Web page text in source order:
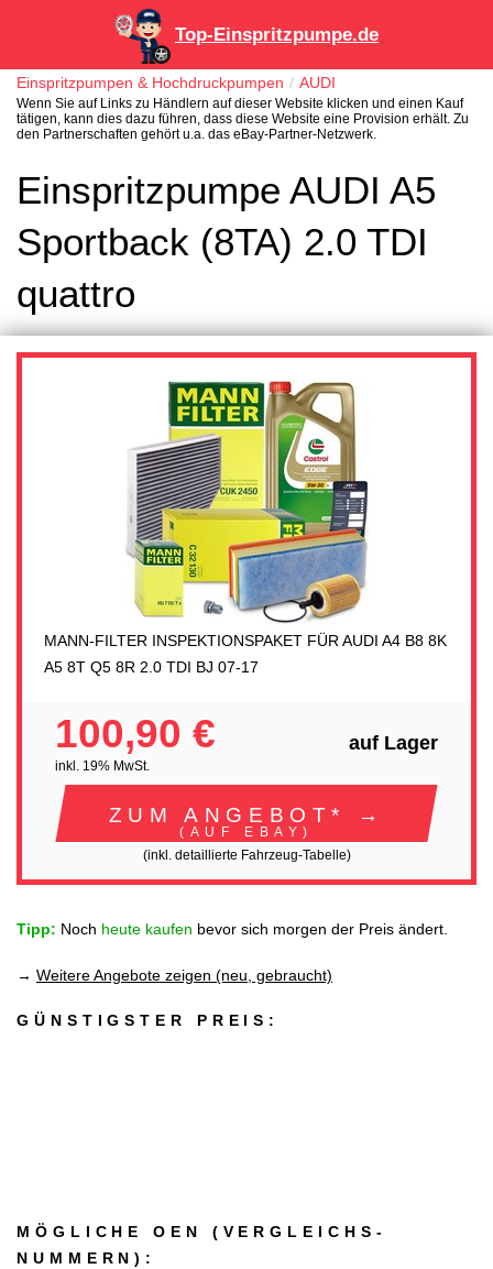
Top-Einspritzpumpe.de
Einspritzpumpen & Hochdruckpumpen AUDI
Wenn Sie auf Links zu Händlern auf dieser Website klicken und einen Kauf
tätigen, kann dies dazu führen, dass diese Website eine Provision erhält. Zu
den Partnerschaften gehört u.a. das eBay-Partner-Netzwerk.
Einspritzpumpe AUDI A5
Sportback (8TA) 2.0 TDI
quattro
MANN-FILTER INSPEKTIONSPAKET FÜR AUDI A4 B8 8K
A5 8T Q5 8R 2.0 TDI BJ 07-17
100,90 €
inkl. 19% MwSt.
auf Lager
ZUM ANGEBOT* →
(AUF EBAY)
(inkl. detaillierte Fahrzeug-Tabelle)
Tipp: Noch heute kaufen bevor sich morgen der Preis ändert.
→ Weitere Angebote zeigen (neu, gebraucht)
GÜNSTIGSTER PREIS:
MÖGLICHE OEN (VERGLEICHS­
NUMMERN):